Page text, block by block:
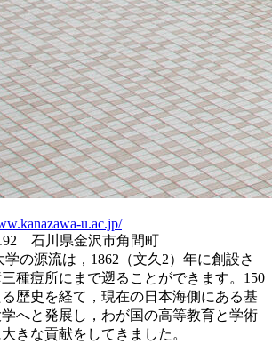
u.ac.jp/
石川県金沢市角間町
の源流は，1862（文久2）年に創設さ
種痘所にまで遡ることができます。150
歴史を経て，現在の日本海側にある基
へと発展し，わが国の高等教育と学術
きな貢献をしてきました。